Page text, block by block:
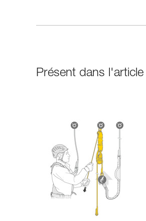
Présent dans l'article